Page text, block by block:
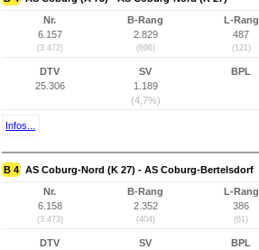
Nr.
6.157
(3.472)
B-Rang
2.829
(696)
L-Rang
487
(121)
DTV
25.306
SV
1.189
(4,7%)
BPL
Infos...
B 4 AS Coburg-Nord (K 27) - AS Coburg-Bertelsdorf
Nr.
6.158
(3.473)
B-Rang
2.352
(404)
L-Rang
386
(61)
DTV
SV
BPL